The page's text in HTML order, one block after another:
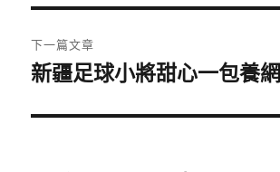
章:
下一篇文章
下
篇
新疆足球小將甜心一包養